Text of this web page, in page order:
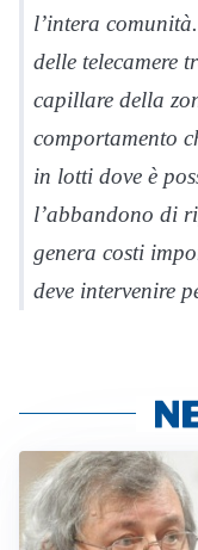
l’intera
delle telecamere
capillare della
comportamento
in lotti dove è
l’abbandono di
genera costi
deve intervenire